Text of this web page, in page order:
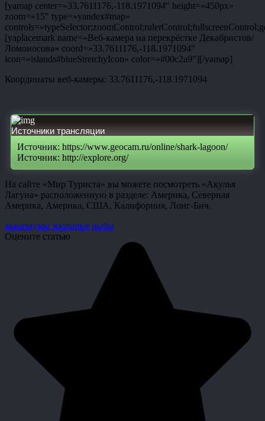
[yamap center=»33.7611176,-118.1971094″ height=»450px»
zoom=»15″ type=»yandex#map»
[yaplacemark name=»Веб-камера на перекрёстке Декабристов/
Ломоносова» coord=»33.7611176,-118.1971094″
icon=»islands#blueStretchyIcon» color=»#00c2a9″][/yamap]
Координаты веб-камеры: 33.7611176,-118.1971094
Источники трансляции
Источник: https://www.geocam.ru/online/shark-lagoon/
Источник: http://explore.org/
На сайте «Мир Туриста» вы можете посмотреть «Акулья
Лагуна» расположенную в разделе: Америка, Северная
Америка, Америка, США, Калифорния, Лонг-Бич.
аквариумы зоопарки рыбы
Оцените статью